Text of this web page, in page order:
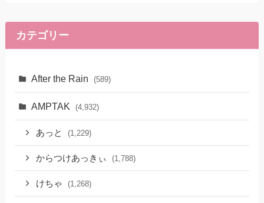
カテゴリー
After the Rain (589)
AMPTAK (4,932)
あっと (1,229)
からつけあっきぃ (1,788)
けちゃ (1,268)